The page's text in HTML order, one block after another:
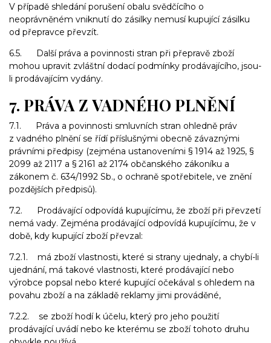
V případě shledání porušení obalu svědčícího o
neoprávněném vniknutí do zásilky nemusí kupující zásilku
od přepravce převzít.
6.5. Další práva a povinnosti stran při přepravě zboží
mohou upravit zvláštní dodací podmínky prodávajícího, jsou-
li prodávajícím vydány.
7. PRÁVA Z VADNÉHO PLNĚNÍ
7.1. Práva a povinnosti smluvních stran ohledně práv
z vadného plnění se řídí příslušnými obecně závaznými
právními předpisy (zejména ustanoveními § 1914 až 1925, §
2099 až 2117 a § 2161 až 2174 občanského zákoníku a
zákonem č. 634/1992 Sb., o ochraně spotřebitele, ve znění
pozdějších předpisů).
7.2. Prodávající odpovídá kupujícímu, že zboží při převzetí
nemá vady. Zejména prodávající odpovídá kupujícímu, že v
době, kdy kupující zboží převzal:
7.2.1. má zboží vlastnosti, které si strany ujednaly, a chybí-li
ujednání, má takové vlastnosti, které prodávající nebo
výrobce popsal nebo které kupující očekával s ohledem na
povahu zboží a na základě reklamy jimi prováděné,
7.2.2. se zboží hodí k účelu, který pro jeho použití
prodávající uvádí nebo ke kterému se zboží tohoto druhu